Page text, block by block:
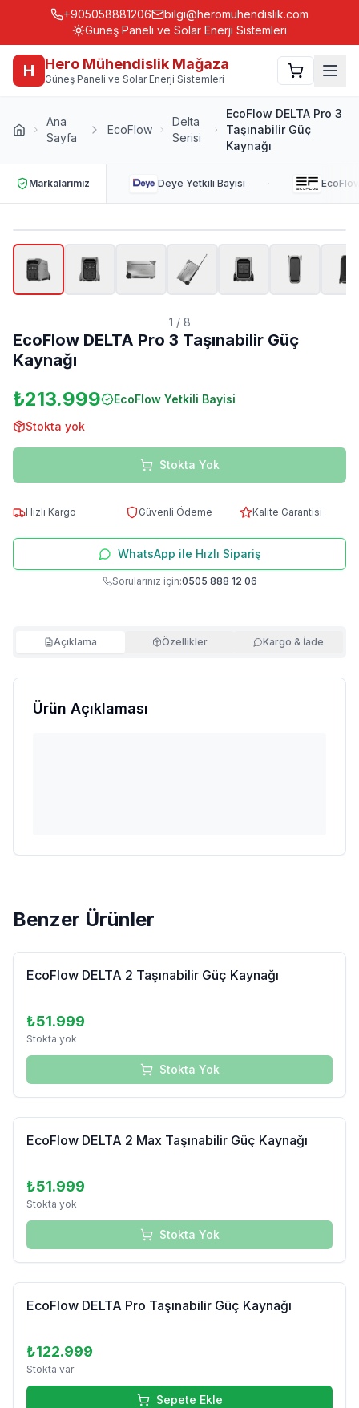
+905058881206
bilgi@heromuhendislik.com
Güneş Paneli ve Solar Enerji Sistemleri
H Hero Mühendislik Mağaza
Güneş Paneli ve Solar Enerji Sistemleri
Ana
Sayfa
EcoFlow
Delta
Serisi
EcoFlow DELTA Pro 3
Taşınabilir Güç
Kaynağı
Markalarımız Deye Yetkili Bayisi ·
1 / 8
EcoFlow DELTA Pro 3 Taşınabilir Güç
Kaynağı
₺213.999 EcoFlow Yetkili Bayisi
Stokta yok
Stokta Yok
Hızlı Kargo Güvenli Ödeme Kalite Garantisi
WhatsApp ile Hızlı Sipariş
Sorularınız için:0505 888 12 06
Açıklama Özellikler Kargo & İade
Ürün Açıklaması
Benzer Ürünler
EcoFlow DELTA 2 Taşınabilir Güç Kaynağı
₺51.999
Stokta yok
Stokta Yok
Tükendi
EcoFlow DELTA 2 Max Taşınabilir Güç Kaynağı
₺51.999
Stokta yok
Stokta Yok
EcoFlow DELTA Pro Taşınabilir Güç Kaynağı
₺122.999
Stokta var
Sepete Ekle